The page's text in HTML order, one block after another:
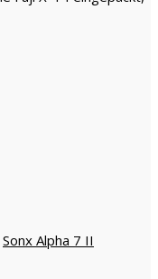
Sonx Alpha 7 II